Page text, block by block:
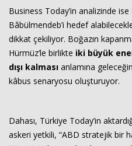
Business Today’in analizinde
Bâbülmendeb’i hedef
dikkat çekiliyor. Boğazın
Hürmüz’le birlikte iki büyük
dışı kalması anlamına
kâbus senaryosu oluşturuyor.
Dahası, Türkiye Today’in
askeri yetkili, “ABD stratejik bir